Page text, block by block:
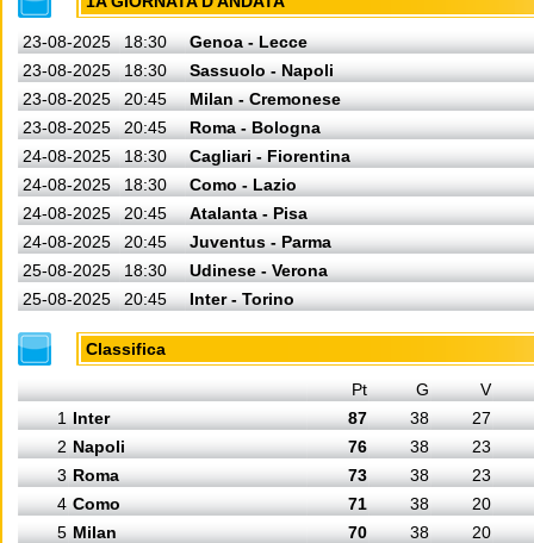
23-08-2025 18:30
Genoa - Lecce
23-08-2025
18:30
Sassuolo - Napoli
23-08-2025
20:45
Milan - Cremonese
23-08-2025
20:45
Roma - Bologna
24-08-2025
18:30
Cagliari - Fiorentina
24-08-2025
18:30
Como - Lazio
24-08-2025
20:45
Atalanta - Pisa
24-08-2025
20:45
Juventus - Parma
25-08-2025
18:30
Udinese - Verona
25-08-2025
20:45 Inter - Torino
Classifica
Pt G
V
1 Inter 87 38
27
2 Napoli 76 38
23
3 Roma 73 38
23
4 Como 71 38
20
5 Milan 70 38
20